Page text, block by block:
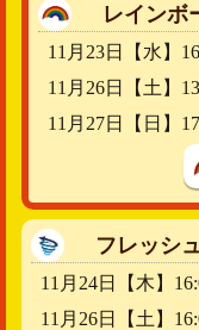
レインボ
11月23日【水】
11月26日【土】
11月27日【日】
フレッシ
11月24日【木】
11月26日【土】